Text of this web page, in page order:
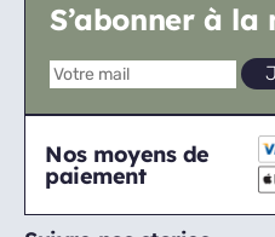
S’abonner à la
Nos moyens de
paiement